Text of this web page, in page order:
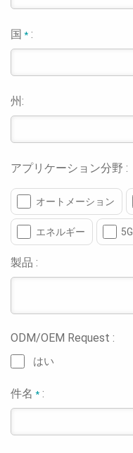
国* :
州:
アプリケーション分野 :
オートメーション
エネルギー 5G
製品 :
ODM/OEM Request :
はい
件名* :